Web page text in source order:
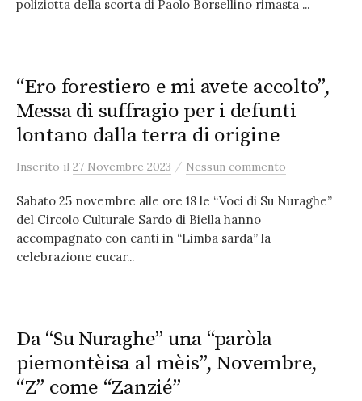
poliziotta della scorta di Paolo Borsellino rimasta ...
“Ero forestiero e mi avete accolto”,
Messa di suffragio per i defunti
lontano dalla terra di origine
Inserito il 27 Novembre 2023 / Nessun commento
Sabato 25 novembre alle ore 18 le “Voci di Su Nuraghe”
del Circolo Culturale Sardo di Biella hanno
accompagnato con canti in “Limba sarda” la
celebrazione eucar...
Da “Su Nuraghe” una “paròla
piemontèisa al mèis”, Novembre,
“Z” come “Zanzié”